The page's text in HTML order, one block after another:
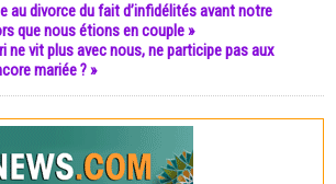
au divorce du fait d’infidélités avant notre
que nous étions en couple »
ne vit plus avec nous, ne participe pas aux
mariée ? »